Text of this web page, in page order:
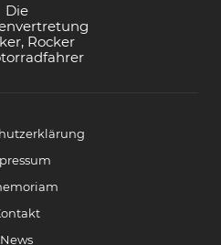
Die
Rocker
News